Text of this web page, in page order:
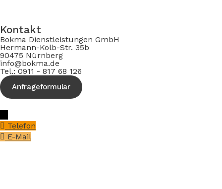
Kontakt
Bokma Dienstleistungen GmbH
Hermann-Kolb-Str. 35b
90475 Nürnberg
info@bokma.de
Tel.: 0911 - 817 68 126
Anfrageformular
Telefon
E-Mail